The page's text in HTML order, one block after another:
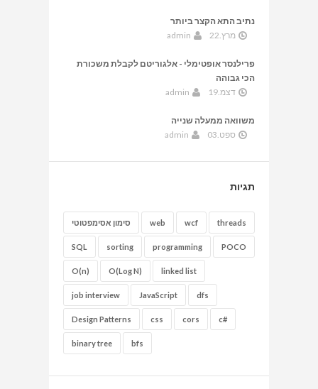
נתיב התא הקצר ביותר
מרץ.22
admin
פרילנסר אופטימלי - אלגוריטם לקבלת משכורת
הכי גבוהה
דצמ.19
admin
משוואה ממעלה שנייה
ספט.03
admin
תגיות
סימון אסימפטוטי web wcf threads
SQL sorting programming POCO
O(n) O(Log N) linked list
job interview JavaScript dfs
Design Patterns css cors c#
binary tree bfs